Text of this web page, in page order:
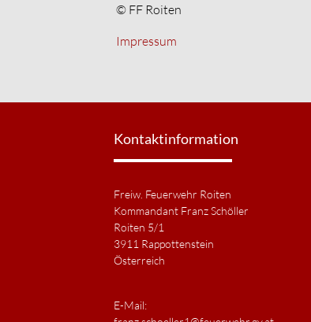
© FF Roiten
Impressum
Kontaktinformation
Freiw. Feuerwehr Roiten
Kommandant Franz Schöller
Roiten 5/1
3911 Rappottenstein
Österreich
E-Mail: